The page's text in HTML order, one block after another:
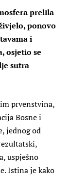
prelila
ponovo
i
osjetio se
sutra
prvenstvina,
Bosne i
jednog od
uspješno
Istina je kako